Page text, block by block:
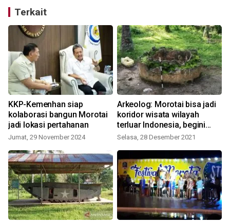
Terkait
KKP-Kemenhan siap
kolaborasi bangun Morotai
jadi lokasi pertahanan
Jumat, 29 November 2024
Arkeolog: Morotai bisa jadi
koridor wisata wilayah
terluar Indonesia, begini
penjelasannya
Selasa, 28 Desember 2021